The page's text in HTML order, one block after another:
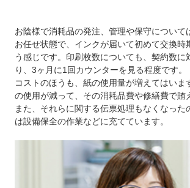
お陰様で消耗品の発注、管理や保守について
お任せ状態で、インクが届いて初めて交換時
う感じです。印刷枚数についても、契約数に
り、3ヶ月に1回カウンターを見る程度です。
コストのほうも、紙の使用量が増えてはいま
の使用が減って、その消耗品費や修繕費で賄
また、それらに関する伝票処理もなくなった
は設備保全の作業などに充てています。